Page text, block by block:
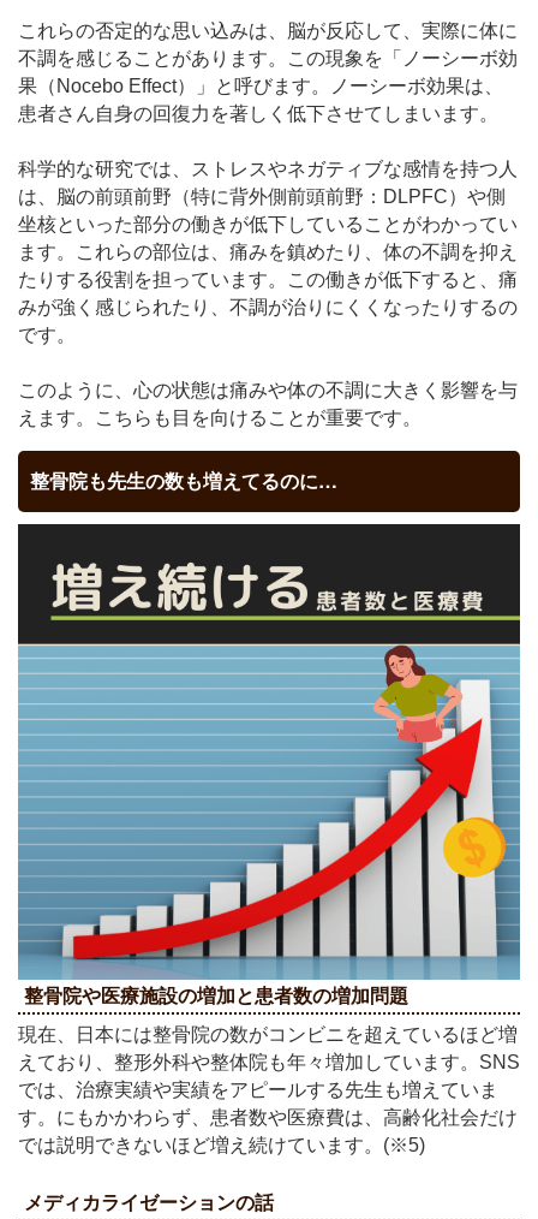
これらの否定的な思い込みは、脳が反応して、実際に体に
不調を感じることがあります。この現象を「ノーシーボ効
果（Nocebo Effect）」と呼びます。ノーシーボ効果は、
患者さん自身の回復力を著しく低下させてしまいます。
科学的な研究では、ストレスやネガティブな感情を持つ人
は、脳の前頭前野（特に背外側前頭前野：DLPFC）や側
坐核といった部分の働きが低下していることがわかってい
ます。これらの部位は、痛みを鎮めたり、体の不調を抑え
たりする役割を担っています。この働きが低下すると、痛
みが強く感じられたり、不調が治りにくくなったりするの
です。
このように、心の状態は痛みや体の不調に大きく影響を与
えます。こちらも目を向けることが重要です。
整骨院も先生の数も増えてるのに…
整骨院や医療施設の増加と患者数の増加問題
現在、日本には整骨院の数がコンビニを超えているほど増
えており、整形外科や整体院も年々増加しています。SNS
では、治療実績や実績をアピールする先生も増えていま
す。にもかかわらず、患者数や医療費は、高齢化社会だけ
では説明できないほど増え続けています。(※5)
メディカライゼーションの話